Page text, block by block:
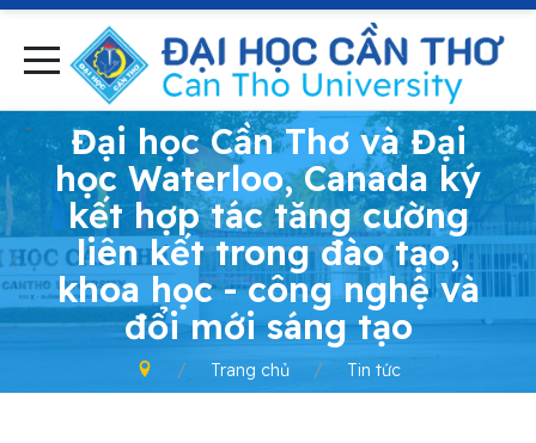
-
Đại học Cần Thơ và Đại
học Waterloo, Canada ký
kết hợp tác tăng cường
liên kết trong đào tạo,
khoa học - công nghệ và
đổi mới sáng tạo
Trang chủ Tin tức